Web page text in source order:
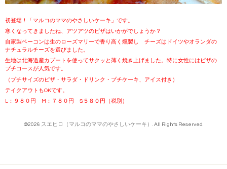
初登場！「マルコのママのやさしいケーキ」です。
寒くなってきましたね、アツアツのピザはいかがでしょうか？
自家製ベーコンは生のローズマリーで香り高く燻製し チーズはドイツやオランダの
ナチュラルチーズを選びました。
生地は北海道産カプートを使ってサクッと薄く焼き上げました。特に女性にはピザの
プチコースが人気です。
（プチサイズのピザ・サラダ・ドリンク・プチケーキ、アイス付き）
テイクアウトもOKです。
L：９８０円 M：７８０円 S:５８０円（税別）
©2026 スエヒロ（マルコのママのやさしいケーキ） . All Rights Reserved.